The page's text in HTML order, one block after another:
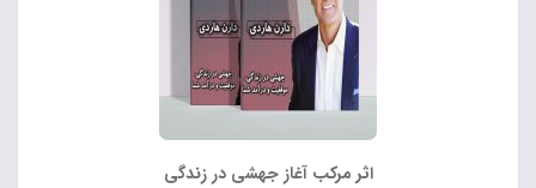
اثر مرکب آغاز جهشی در زندگی